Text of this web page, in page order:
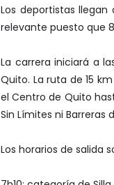
Los deportistas
relevante puesto que
La carrera iniciará a
Quito. La ruta de 15
el Centro de Quito
Sin Límites ni Barreras
Los horarios de salida